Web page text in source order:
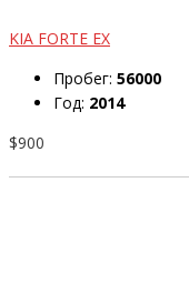
KIA FORTE EX
Пробег: 56000
Год: 2014
$900